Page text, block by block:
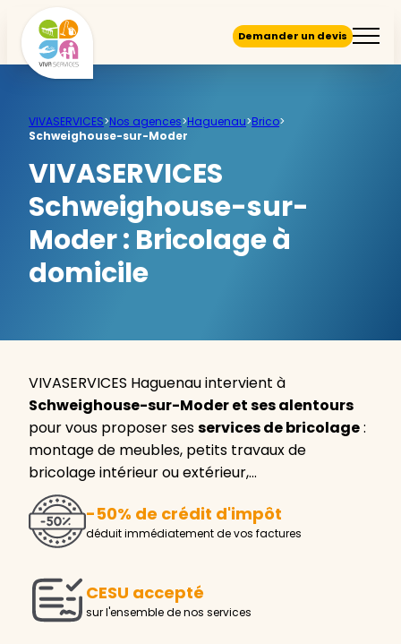
Demander un devis
VIVASERVICES>Nos agences>Haguenau>Brico>
Schweighouse-sur-Moder
VIVASERVICES
Schweighouse-sur-
Moder : Bricolage à
domicile
VIVASERVICES Haguenau intervient à
Schweighouse-sur-Moder et ses alentours
pour vous proposer sesservices de bricolage:
montage de meubles, petits travaux de
bricolage intérieur ou extérieur,…
-50% de crédit d'impôt
déduit immédiatement de vos factures
CESU accepté
sur l'ensemble de nos services